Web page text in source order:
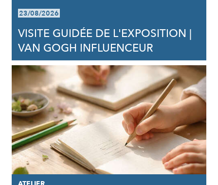
23/08/2026
VISITE GUIDÉE DE L'EXPOSITION |
VAN GOGH INFLUENCEUR